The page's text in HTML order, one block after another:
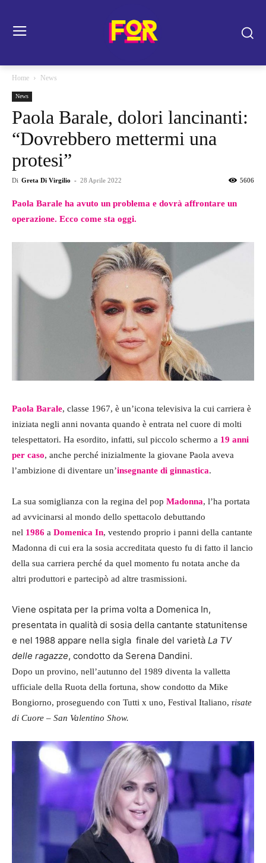
Home News
News
Paola Barale, dolori lancinanti:
“Dovrebbero mettermi una
protesi”
Di Greta Di Virgilio - 28 Aprile 2022 5606
Paola Barale ha avuto un problema e dovrà affrontare un
operazione. Ecco come sta oggi.
Paola Barale, classe 1967, è un’icona televisiva la cui carriera è
iniziata negli anni novanta quando è entrata nel cuore di molti
telespettatori. Ha esordito, infatti, sul piccolo schermo a 19 anni
per caso, anche perché inizialmente la giovane Paola aveva
l’ambizione di diventare un’insegnante di ginnastica.
La sua somiglianza con la regina del pop Madonna, l’ha portata
ad avvicinarsi al mondo dello spettacolo debuttando
nel 1986 a Domenica In, vestendo proprio i panni della cantante
Madonna di cui era la sosia accreditata questo fu di fatto il lancio
della sua carriera perché da quel momento fu notata anche da
altri produttori e partecipò ad altre trasmissioni.
Viene ospitata per la prima volta a Domenica In,
presentata in qualità di sosia della cantante statunitense
e nel 1988 appare nella sigla finale del varietà La TV
delle ragazze, condotto da Serena Dandini.
Dopo un provino, nell’autunno del 1989 diventa la valletta
ufficiale della Ruota della fortuna, show condotto da Mike
Bongiorno, proseguendo con Tutti x uno, Festival Italiano, risate
di Cuore – San Valentino Show.